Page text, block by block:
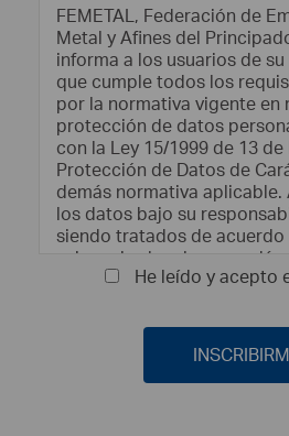
He leído y acepto